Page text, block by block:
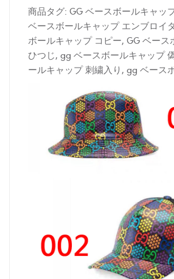
商品タグ: GG ベースボールキャッ
ベースボールキャップ エンブロイ
ボールキャップ コピー, GG ベース
ひつじ, gg ベースボールキャップ
ールキャップ 刺繍入り, gg ベース